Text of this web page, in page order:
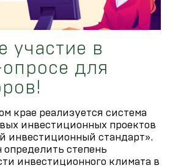
участие в
для
крае реализуется система
инвестиционных проектов
инвестиционный стандарт».
определить степень
инвестиционного климата в